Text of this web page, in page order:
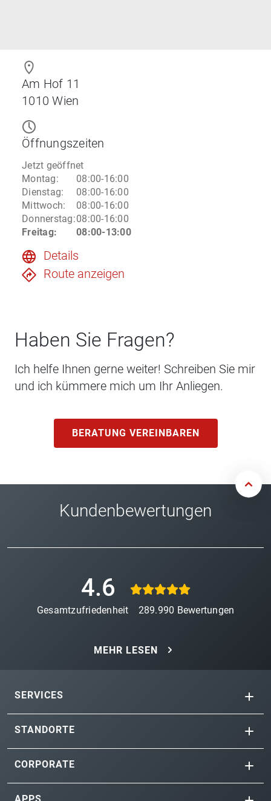
Am Hof 11
1010 Wien
Öffnungszeiten
Jetzt geöffnet
Montag:
08:00-16:00
Dienstag:
08:00-16:00
Mittwoch:
08:00-16:00
Donnerstag:08:00-16:00
Freitag: 08:00-13:00
Details
Route anzeigen
Haben Sie Fragen?
Ich helfe Ihnen gerne weiter! Schreiben Sie mir
und ich kümmere mich um Ihr Anliegen.
BERATUNG VEREINBAREN
Kundenbewertungen
4.6
Gesamtzufriedenheit 289.990 Bewertungen
MEHR LESEN
SERVICES
STANDORTE
CORPORATE